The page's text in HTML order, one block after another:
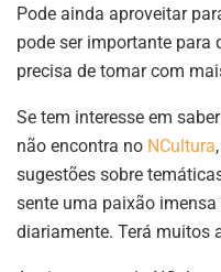
Pode ainda aproveitar
pode ser importante para
precisa de tomar com
Se tem interesse em
não encontra no NCultura
sugestões sobre
sente uma paixão
diariamente. Terá muitos